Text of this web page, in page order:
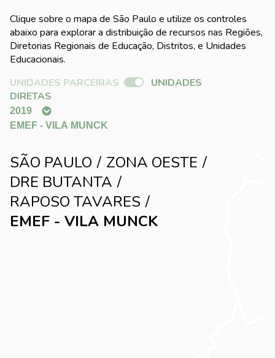
Clique sobre o mapa de São Paulo e utilize os controles
abaixo para explorar a distribuição de recursos nas Regiões,
Diretorias Regionais de Educação, Distritos, e Unidades
Educacionais.
UNIDADES PARCEIRAS
UNIDADES
DIRETAS
SÃO PAULO
ZONA OESTE
DRE BUTANTA
RAPOSO TAVARES
EMEF - VILA MUNCK